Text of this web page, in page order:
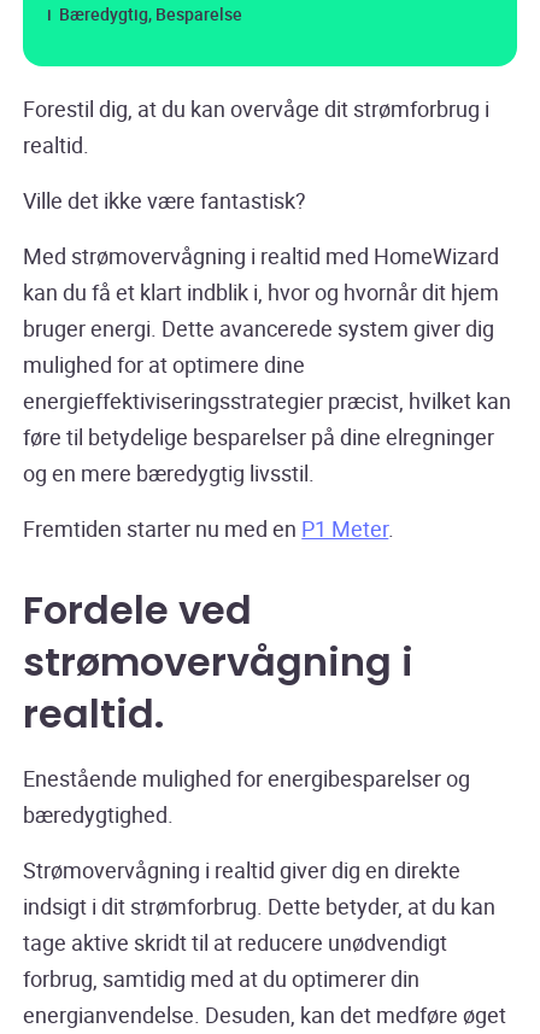
i Bæredygtig, Besparelse
Forestil dig, at du kan overvåge dit strømforbrug i
realtid.
Ville det ikke være fantastisk?
Med strømovervågning i realtid med HomeWizard
kan du få et klart indblik i, hvor og hvornår dit hjem
bruger energi. Dette avancerede system giver dig
mulighed for at optimere dine
energieffektiviseringsstrategier præcist, hvilket kan
føre til betydelige besparelser på dine elregninger
og en mere bæredygtig livsstil.
Fremtiden starter nu med en P1 Meter.
Fordele ved
strømovervågning i
realtid.
Enestående mulighed for energibesparelser og
bæredygtighed.
Strømovervågning i realtid giver dig en direkte
indsigt i dit strømforbrug. Dette betyder, at du kan
tage aktive skridt til at reducere unødvendigt
forbrug, samtidig med at du optimerer din
energianvendelse. Desuden, kan det medføre øget